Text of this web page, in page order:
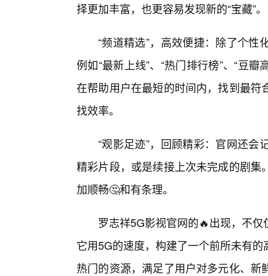
择更加丰富，也更容易发现新的“宝藏”。
“频道精选”，高效便捷：除了个
例如“最新上线”、“热门排行榜”、“豆
在帮助用户在最短的时间内，找到最
找效率。
“观影足迹”，回顾精彩：官网还
精彩片段，或是续接上次未完成的剧
加顺畅🤔和有条理。
罗志祥5G影视官网的🔥出现，不
它用5G的速度，构建了一个前所未有
热门的资源，满足了用户对多元化、